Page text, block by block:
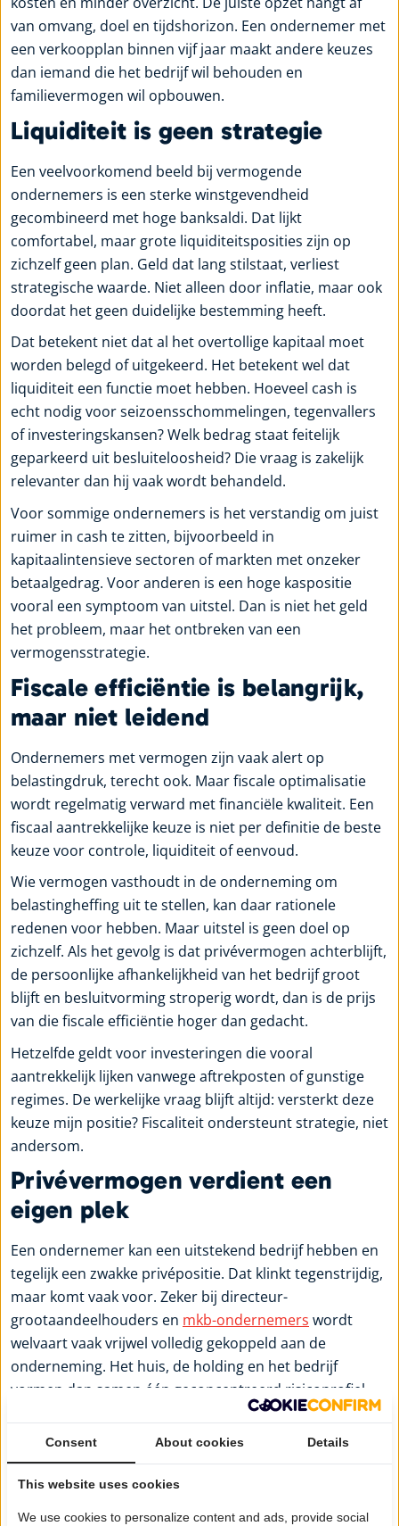
van omvang, doel en tijdshorizon. Een ondernemer met
een verkoopplan binnen vijf jaar maakt andere keuzes
dan iemand die het bedrijf wil behouden en
familievermogen wil opbouwen.
Liquiditeit is geen strategie
Een veelvoorkomend beeld bij vermogende
ondernemers is een sterke winstgevendheid
gecombineerd met hoge banksaldi. Dat lijkt
comfortabel, maar grote liquiditeitsposities zijn op
zichzelf geen plan. Geld dat lang stilstaat, verliest
strategische waarde. Niet alleen door inflatie, maar ook
doordat het geen duidelijke bestemming heeft.
Dat betekent niet dat al het overtollige kapitaal moet
worden belegd of uitgekeerd. Het betekent wel dat
liquiditeit een functie moet hebben. Hoeveel cash is
echt nodig voor seizoensschommelingen, tegenvallers
of investeringskansen? Welk bedrag staat feitelijk
geparkeerd uit besluiteloosheid? Die vraag is zakelijk
relevanter dan hij vaak wordt behandeld.
Voor sommige ondernemers is het verstandig om juist
ruimer in cash te zitten, bijvoorbeeld in
kapitaalintensieve sectoren of markten met onzeker
betaalgedrag. Voor anderen is een hoge kaspositie
vooral een symptoom van uitstel. Dan is niet het geld
het probleem, maar het ontbreken van een
vermogensstrategie.
Fiscale efficiëntie is belangrijk,
maar niet leidend
Ondernemers met vermogen zijn vaak alert op
belastingdruk, terecht ook. Maar fiscale optimalisatie
wordt regelmatig verward met financiële kwaliteit. Een
fiscaal aantrekkelijke keuze is niet per definitie de beste
keuze voor controle, liquiditeit of eenvoud.
Wie vermogen vasthoudt in de onderneming om
belastingheffing uit te stellen, kan daar rationele
redenen voor hebben. Maar uitstel is geen doel op
zichzelf. Als het gevolg is dat privévermogen achterblijft,
de persoonlijke afhankelijkheid van het bedrijf groot
blijft en besluitvorming stroperig wordt, dan is de prijs
van die fiscale efficiëntie hoger dan gedacht.
Hetzelfde geldt voor investeringen die vooral
aantrekkelijk lijken vanwege aftrekposten of gunstige
regimes. De werkelijke vraag blijft altijd: versterkt deze
keuze mijn positie? Fiscaliteit ondersteunt strategie, niet
andersom.
Privévermogen verdient een
eigen plek
Een ondernemer kan een uitstekend bedrijf hebben en
tegelijk een zwakke privépositie. Dat klinkt tegenstrijdig,
maar komt vaak voor. Zeker bij directeur-
grootaandeelhouders en mkb-ondernemers wordt
welvaart vaak vrijwel volledig gekoppeld aan de
onderneming. Het huis, de holding en het bedrijf
vormen dan samen één geconcentreerd risicoprofiel.
Dat is vooral problematisch wanneer
ondernemingswaarde moeilijk liquide te maken is. Een
bedrijf kan op papier veel waard zijn, terwijl de eigenaar
privé beperkt vrij besteedbaar vermogen heeft. Dan
ontstaat een spanningsveld: zakelijk succesvol, maar
Consent About cookies Details
This website uses cookies
We use cookies to personalize content and ads, provide social